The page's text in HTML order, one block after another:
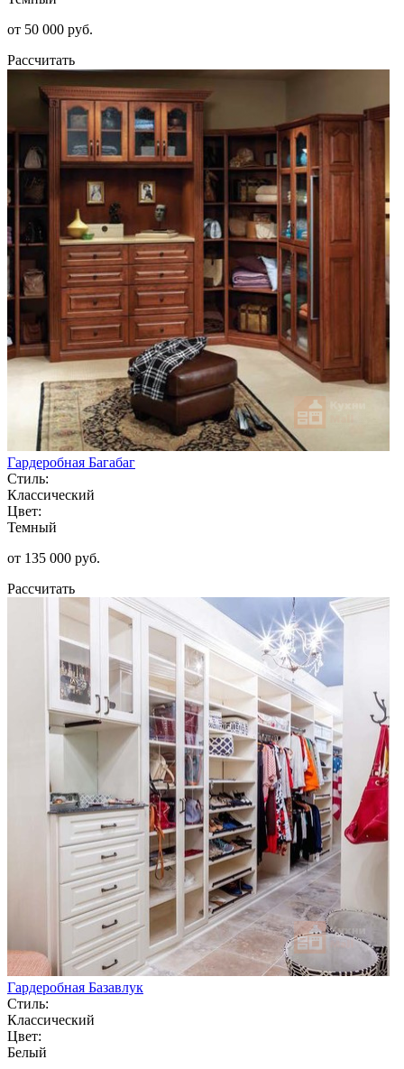
от 50 000 руб.
Рассчитать
Гардеробная Багабаг
Стиль:
Классический
Цвет:
Темный
от 135 000 руб.
Рассчитать
Гардеробная Базавлук
Стиль:
Классический
Цвет:
Белый